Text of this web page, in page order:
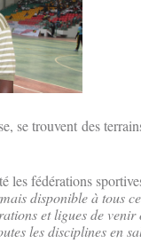
se trouvent des
les fédérations
disponible à tous
et ligues de
les disciplines en